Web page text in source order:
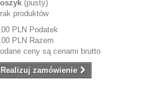
(pusty)
produktów
PLN Podatek
PLN Razem
ceny są cenami brutto
Realizuj zamówienie